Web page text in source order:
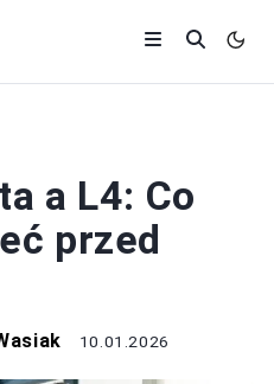
a L4: Co
przed
10.01.2026